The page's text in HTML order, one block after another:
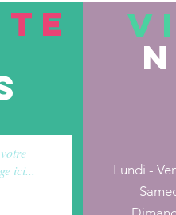
Lundi -